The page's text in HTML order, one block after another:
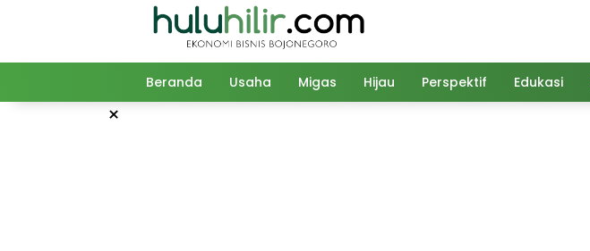
Beranda Usaha Migas Hijau Perspektif Edukasi
×